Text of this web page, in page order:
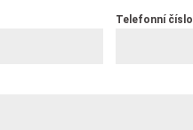
Telefonní číslo